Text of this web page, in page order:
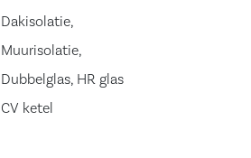
Dakisolatie,
Muurisolatie,
Dubbelglas, HR glas
CV ketel